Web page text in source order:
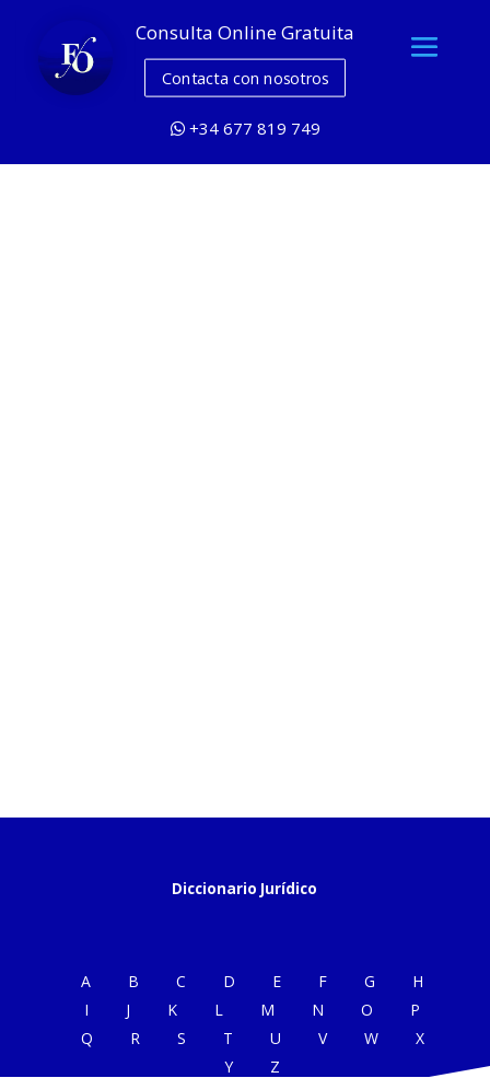
Consulta Online Gratuita
Contacta con nosotros
+34 677 819 749
Diccionario Jurídico
A B C D E F G
H
I
J K L M N O
P
Q
R S T U V W
X
Y
Z